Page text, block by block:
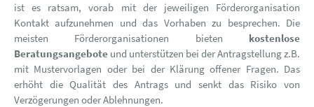
ist es ratsam, vorab mit der jeweiligen Förderorganisation
Kontakt aufzunehmen und das Vorhaben zu besprechen. Die
meisten Förderorganisationen bieten kostenlose
Beratungsangebote und unterstützen bei der Antragstellung z.B.
mit Mustervorlagen oder bei der Klärung offener Fragen. Das
erhöht die Qualität des Antrags und senkt das Risiko von
Verzögerungen oder Ablehnungen.